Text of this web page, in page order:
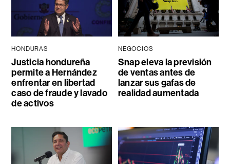
HONDURAS
Justicia hondureña
permite a Hernández
enfrentar en libertad
caso de fraude y lavado
de activos
NEGOCIOS
Snap eleva la previsión
de ventas antes de
lanzar sus gafas de
realidad aumentada